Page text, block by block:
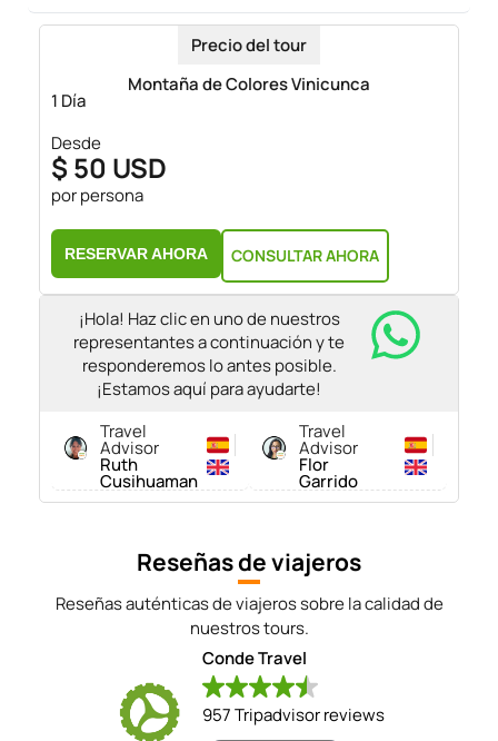
Precio del tour
Montaña de Colores Vinicunca
1 Día
Desde
$ 50 USD
por persona
RESERVAR AHORA CONSULTAR AHORA
¡Hola! Haz clic en uno de nuestros
representantes a continuación y te
responderemos lo antes posible.
¡Estamos aquí para ayudarte!
Travel
Advisor
Ruth
Cusihuaman
Travel
Advisor
Flor
Garrido
Reseñas de viajeros
Reseñas auténticas de viajeros sobre la calidad de
nuestros tours.
Conde Travel
957 Tripadvisor reviews